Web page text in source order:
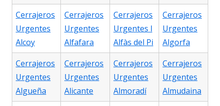
Cerrajeros
Urgentes
Alcoy
Cerrajeros
Urgentes
Alfafara
Cerrajeros
Urgentes l
Alfàs del Pi
Cerrajeros
Urgentes
Algorfa
Cerrajeros
Urgentes
Algueña
Cerrajeros
Urgentes
Alicante
Cerrajeros
Urgentes
Almoradí
Cerrajeros
Urgentes
Almudaina